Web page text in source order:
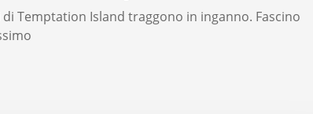
Temptation Island traggono in inganno. Fascino